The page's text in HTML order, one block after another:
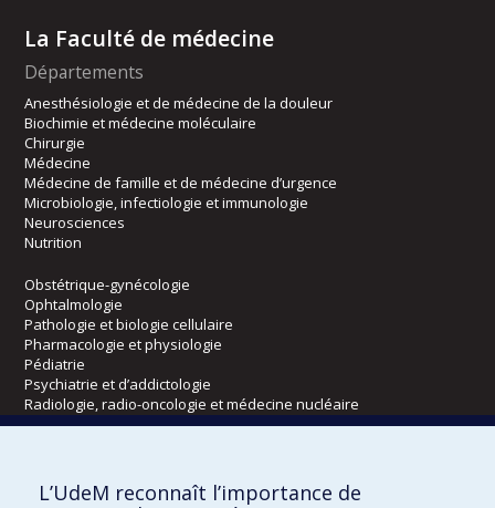
La Faculté de médecine
Départements
Anesthésiologie et de médecine de la douleur
Biochimie et médecine moléculaire
Chirurgie
Médecine
Médecine de famille et de médecine d’urgence
Microbiologie, infectiologie et immunologie
Neurosciences
Nutrition
Obstétrique-gynécologie
Ophtalmologie
Pathologie et biologie cellulaire
Pharmacologie et physiologie
Pédiatrie
Psychiatrie et d’addictologie
Radiologie, radio-oncologie et médecine nucléaire
L’UdeM reconnaît l’importance de